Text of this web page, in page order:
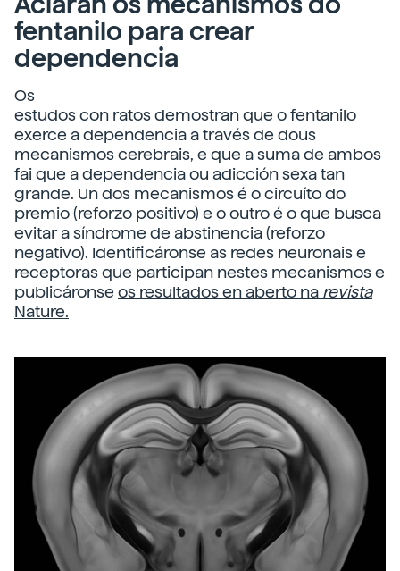
fentanilo para crear
dependencia
Os
estudos con ratos demostran que o fentanilo
exerce a dependencia a través de dous
mecanismos cerebrais, e que a suma de ambos
fai que a dependencia ou adicción sexa tan
grande. Un dos mecanismos é o circuíto do
premio (reforzo positivo) e o outro é o que busca
evitar a síndrome de abstinencia (reforzo
negativo). Identificáronse as redes neuronais e
receptoras que participan nestes mecanismos e
publicáronse os resultados en aberto na revista
Nature.